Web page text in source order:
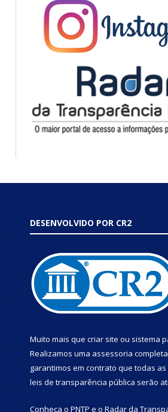
DESENVOLVIDO POR CR2
Muito mais que criar site ou sistema
Realizamos uma assessoria
garantimos em contrato que todas
leis de transparência pública serão
Conheça o PNTP e o Radar da